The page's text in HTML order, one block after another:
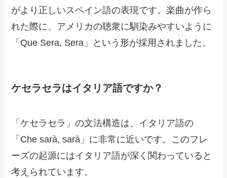
がより正しいスペイン語の表現です。楽曲が作ら
れた際に、アメリカの聴衆に馴染みやすいように
「Que Sera, Sera」という形が採用されました。
ケセラセラはイタリア語ですか？
「ケセラセラ」の文法構造は、イタリア語の
「Che sarà, sarà」に非常に近いです。このフレ
ーズの起源にはイタリア語が深く関わっていると
考えられています。